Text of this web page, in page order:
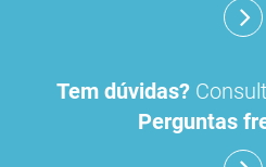
Tem dúvidas?
Perguntas